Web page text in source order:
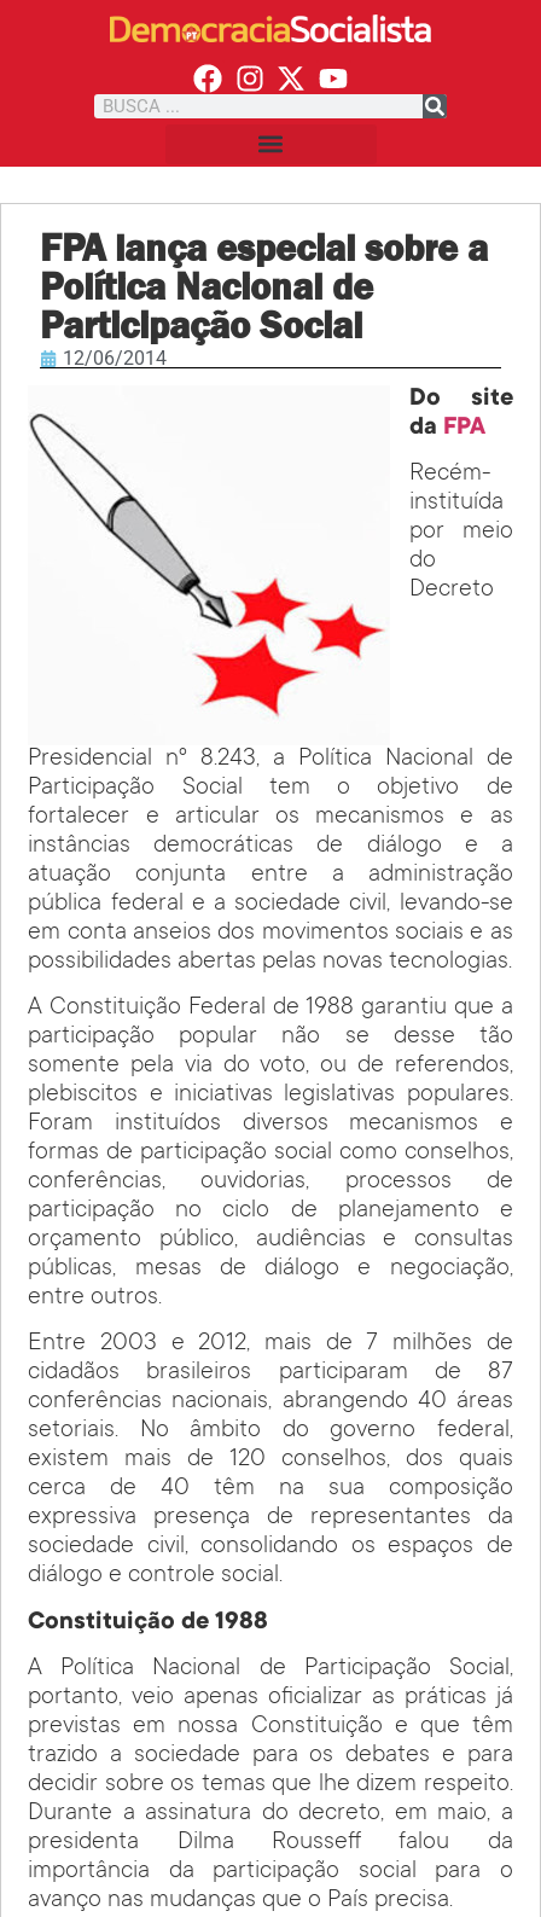
FPA lança especial sobre a
Política Nacional de
Participação Social
12/06/2014
Do site
da FPA
Recém-
instituída
por meio
do
Decreto
Presidencial nº 8.243, a Política Nacional de
Participação Social tem o objetivo de
fortalecer e articular os mecanismos e as
instâncias democráticas de diálogo e a
atuação conjunta entre a administração
pública federal e a sociedade civil, levando-se
em conta anseios dos movimentos sociais e as
possibilidades abertas pelas novas tecnologias.
A Constituição Federal de 1988 garantiu que a
participação popular não se desse tão
somente pela via do voto, ou de referendos,
plebiscitos e iniciativas legislativas populares.
Foram instituídos diversos mecanismos e
formas de participação social como conselhos,
conferências, ouvidorias, processos de
participação no ciclo de planejamento e
orçamento público, audiências e consultas
públicas, mesas de diálogo e negociação,
entre outros.
Entre 2003 e 2012, mais de 7 milhões de
cidadãos brasileiros participaram de 87
conferências nacionais, abrangendo 40 áreas
setoriais. No âmbito do governo federal,
existem mais de 120 conselhos, dos quais
cerca de 40 têm na sua composição
expressiva presença de representantes da
sociedade civil, consolidando os espaços de
diálogo e controle social.
Constituição de 1988
A Política Nacional de Participação Social,
portanto, veio apenas oficializar as práticas já
previstas em nossa Constituição e que têm
trazido a sociedade para os debates e para
decidir sobre os temas que lhe dizem respeito.
Durante a assinatura do decreto, em maio, a
presidenta Dilma Rousseff falou da
importância da participação social para o
avanço nas mudanças que o País precisa.